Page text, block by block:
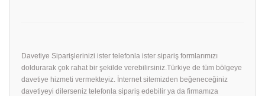
Davetiye Siparişlerinizi ister telefonla ister sipariş formlarımızı
doldurarak çok rahat bir şekilde verebilirsiniz.Türkiye de tüm bölgeye
davetiye hizmeti vermekteyiz. İnternet sitemizden beğeneceğiniz
davetiyeyi dilerseniz telefonla sipariş edebilir ya da firmamıza